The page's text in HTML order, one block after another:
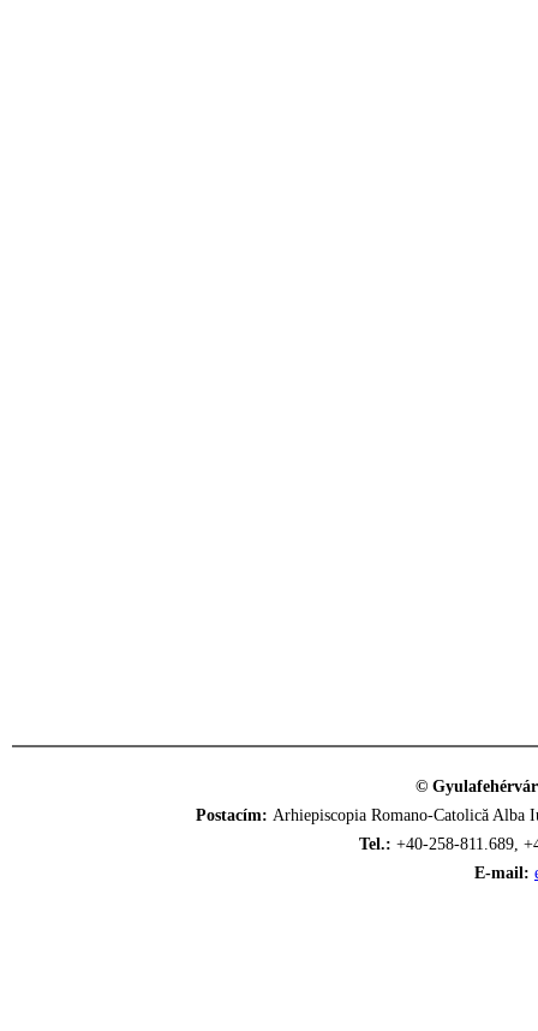
©
Postacím: Arhiepiscopia Romano-Catolică
Tel.: +40-258-811.689,
E-mail: